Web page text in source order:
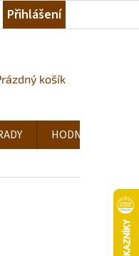
TIPY A RADY
Přihlášení
košík
HODNOCENÍ